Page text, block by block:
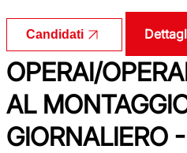
Candidati
OPERAI/
AL
GIORNALIERO